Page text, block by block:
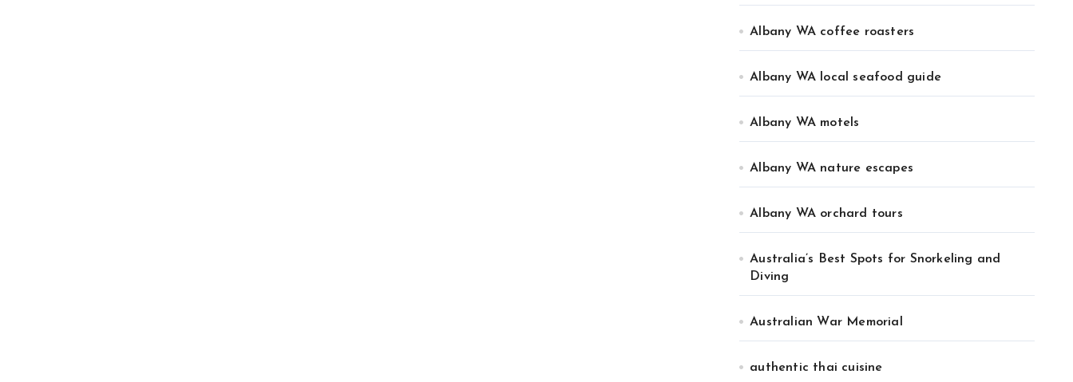
Albany WA coffee roasters
Albany WA local seafood guide
Albany WA motels
Albany WA nature escapes
Albany WA orchard tours
Australia’s Best Spots for Snorkeling and
Diving
Australian War Memorial
authentic thai cuisine